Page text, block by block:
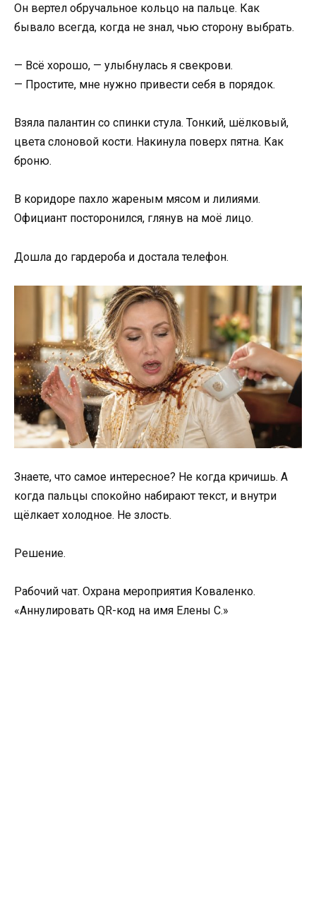
Он вертел обручальное кольцо на пальце. Как
бывало всегда, когда не знал, чью сторону выбрать.
— Всё хорошо, — улыбнулась я свекрови.
— Простите, мне нужно привести себя в порядок.
Взяла палантин со спинки стула. Тонкий, шёлковый,
цвета слоновой кости. Накинула поверх пятна. Как
броню.
В коридоре пахло жареным мясом и лилиями.
Официант посторонился, глянув на моё лицо.
Дошла до гардероба и достала телефон.
Знаете, что самое интересное? Не когда кричишь. А
когда пальцы спокойно набирают текст, и внутри
щёлкает холодное. Не злость.
Решение.
Рабочий чат. Охрана мероприятия Коваленко.
«Аннулировать QR-код на имя Елены С.»